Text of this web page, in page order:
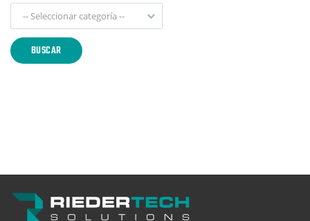
-- Seleccionar categoría --
BUSCAR